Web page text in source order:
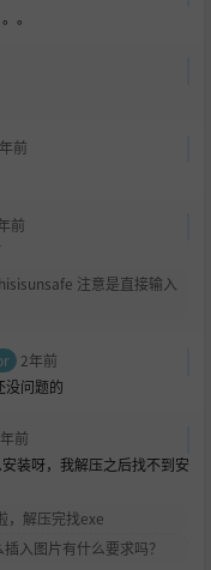
。
前
前
注意是直接输入
2年前
没问题的
前
装呀，我解压之后找不到安
，解压完找exe
入图片有什么要求吗？